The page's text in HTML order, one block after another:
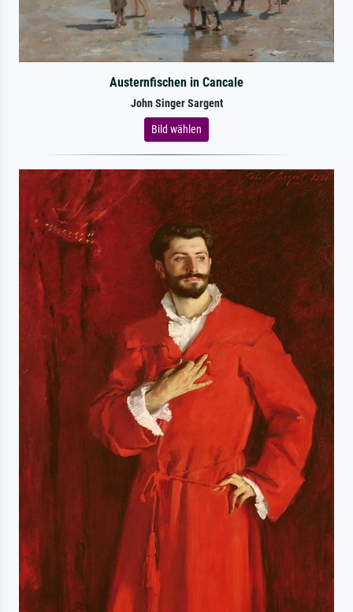
Austernfischen in Cancale
John Singer Sargent
Bild wählen